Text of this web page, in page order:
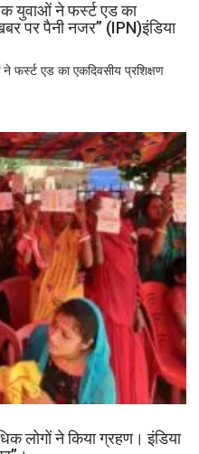
युवाओं ने फर्स्ट एड का
पर पैनी नजर” (IPN)इंडिया
एड का एकदिवसीय प्रशिक्षण
लोगों ने किया ग्रहण। इंडिया